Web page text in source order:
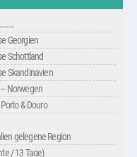
Georgien
Schottland
Skandinavien
Norwegen
& Douro
gelegene Region
/ 13 Tage)